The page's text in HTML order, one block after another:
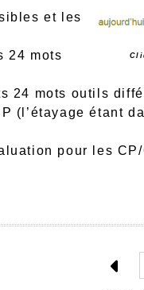
et les
24 mots
24 mots outils
(l’étayage étant
pour les CP/